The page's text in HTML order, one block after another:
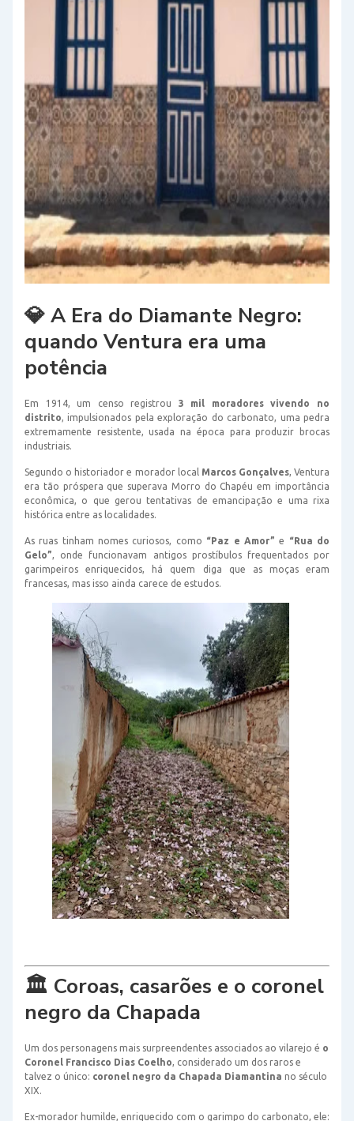
💎 A Era do Diamante Negro:
quando Ventura era uma
potência
Em 1914, um censo registrou 3 mil moradores vivendo no
distrito , impulsionados pela exploração do carbonato, uma pedra
extremamente resistente, usada na época para produzir brocas
industriais.
Segundo o historiador e morador local Marcos Gonçalves, Ventura
era tão próspera que superava Morro do Chapéu em importância
econômica, o que gerou tentativas de emancipação e uma rixa
histórica entre as localidades.
As ruas tinham nomes curiosos, como “Paz e Amor” e
“Rua do
Gelo” , onde funcionavam antigos prostíbulos frequentados por
garimpeiros enriquecidos, há quem diga que as moças eram
francesas, mas isso ainda carece de estudos.
🏛️ Coroas, casarões e o coronel
negro da Chapada
Um dos personagens mais surpreendentes associados ao vilarejo é o
Coronel Francisco Dias Coelho, considerado um dos raros e
talvez o único: coronel negro da Chapada Diamantina no século
XIX.
Ex-morador humilde, enriquecido com o garimpo do carbonato, ele: